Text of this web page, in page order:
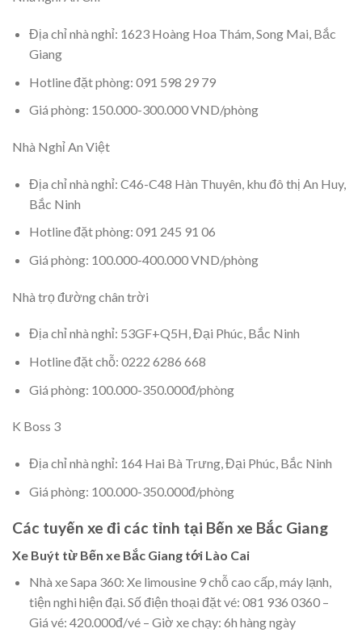
Địa chỉ nhà nghỉ: 1623 Hoàng Hoa Thám, Song Mai, Bắc
Giang
Hotline đặt phòng: 091 598 29 79
Giá phòng: 150.000-300.000 VND/phòng
Nhà Nghỉ An Việt
Địa chỉ nhà nghỉ: C46-C48 Hàn Thuyên, khu đô thị An Huy,
Bắc Ninh
Hotline đặt phòng: 091 245 91 06
Giá phòng: 100.000-400.000 VND/phòng
Nhà trọ đường chân trời
Địa chỉ nhà nghỉ: 53GF+Q5H, Đại Phúc, Bắc Ninh
Hotline đặt chỗ: 0222 6286 668
Giá phòng: 100.000-350.000đ/phòng
K Boss 3
Địa chỉ nhà nghỉ: 164 Hai Bà Trưng, Đại Phúc, Bắc Ninh
Giá phòng: 100.000-350.000đ/phòng
Các tuyến xe đi các tỉnh tại Bến xe Bắc Giang
Xe Buýt từ Bến xe Bắc Giang tới Lào Cai
Nhà xe Sapa 360: Xe limousine 9 chỗ cao cấp, máy lạnh,
tiện nghi hiện đại. Số điện thoại đặt vé: 081 936 0360 –
Giá vé: 420.000đ/vé – Giờ xe chạy: 6h hàng ngày